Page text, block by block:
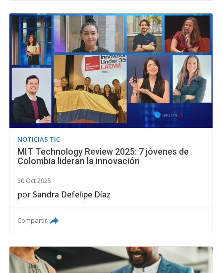
NOTICIAS TIC
MIT Technology Review 2025: 7 jóvenes de
Colombia lideran la innovación
30 Oct 2025
por Sandra Defelipe Díaz
Compartir